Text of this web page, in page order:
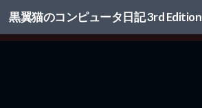
コンテンツへスキップ
黒翼猫のコンピュータ日記 3rd Edition